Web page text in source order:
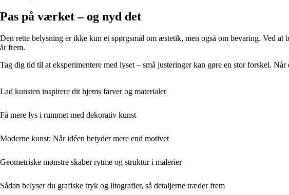
Pas på værket – og nyd det
Den rette belysning er ikke kun et spørgsmål om æstetik, men også om bevaring. Ved
år frem.
Tag dig tid til at eksperimentere med lyset – små justeringer kan gøre en stor forskel.
Lad kunsten inspirere dit hjems farver og materialer
Få mere lys i rummet med dekorativ kunst
Moderne kunst: Når idéen betyder mere end motivet
Geometriske mønstre skaber rytme og struktur i malerier
Sådan belyser du grafiske tryk og litografier, så detaljerne træder frem